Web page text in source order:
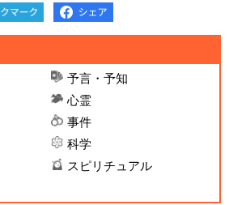
予言・予知
心霊
事件
科学
スピリチュアル